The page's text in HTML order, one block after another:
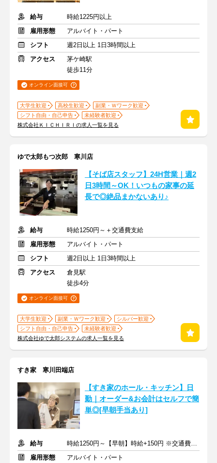
給与
時給1225円以上
雇用形態
アルバイト・パート
シフト
週2日以上 1日3時間以上
アクセス
茅ケ崎駅
徒歩11分
オンライン面接可
大学生歓迎 高校生歓迎
副業・Ｗワーク歓迎
シフト自由・自己申告
未経験者歓迎
株式会社ＫＩＣＨＩＲＩの求人一覧を見る
ゆで太郎もつ次郎 寒川店
【そば店スタッフ】24H営業｜週2
日3時間～OK！いつもの家事の延
長で◎絶品まかないあり♪
給与
時給1250円～＋交通費支給
雇用形態
アルバイト・パート
シフト
週2日以上 1日3時間以上
アクセス
倉見駅
徒歩4分
オンライン面接可
大学生歓迎 副業・Ｗワーク歓迎
シルバー歓迎
シフト自由・自己申告
未経験者歓迎
株式会社ゆで太郎システムの求人一覧を見る
すき家 寒川田端店
【すき家のホール・キッチン】日
勤｜オーダー&お会計はセルフで簡
単◎[早朝手当あり]
給与
時給1250円～【早朝】時給+150円 ※交通費支給
雇用形態
アルバイト・パート